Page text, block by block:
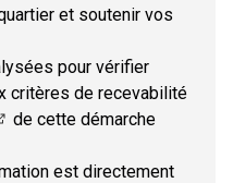
et soutenir vos
pour vérifier
critères de recevabilité
de cette démarche
est directement